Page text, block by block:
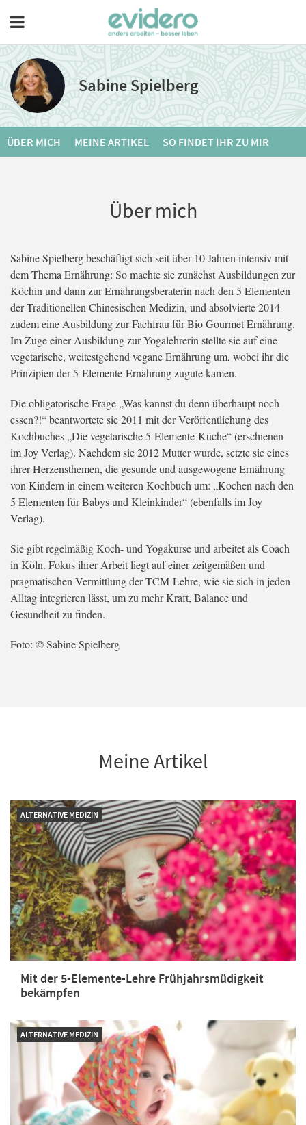
Sabine Spielberg
ÜBER MICH MEINE ARTIKEL SO FINDET IHR ZU MIR
Über mich
Sabine Spielberg beschäftigt sich seit über 10 Jahren intensiv mit
dem Thema Ernährung: So machte sie zunächst Ausbildungen zur
Köchin und dann zur Ernährungsberaterin nach den 5 Elementen
der Traditionellen Chinesischen Medizin, und absolvierte 2014
zudem eine Ausbildung zur Fachfrau für Bio Gourmet Ernährung.
Im Zuge einer Ausbildung zur Yogalehrerin stellte sie auf eine
vegetarische, weitestgehend vegane Ernährung um, wobei ihr die
Prinzipien der 5-Elemente-Ernährung zugute kamen.
Die obligatorische Frage „Was kannst du denn überhaupt noch
essen?!“ beantwortete sie 2011 mit der Veröffentlichung des
Kochbuches „Die vegetarische 5-Elemente-Küche“ (erschienen
im Joy Verlag). Nachdem sie 2012 Mutter wurde, setzte sie eines
ihrer Herzensthemen, die gesunde und ausgewogene Ernährung
von Kindern in einem weiteren Kochbuch um: „Kochen nach den
5 Elementen für Babys und Kleinkinder“ (ebenfalls im Joy
Verlag).
Sie gibt regelmäßig Koch- und Yogakurse und arbeitet als Coach
in Köln. Fokus ihrer Arbeit liegt auf einer zeitgemäßen und
pragmatischen Vermittlung der TCM-Lehre, wie sie sich in jeden
Alltag integrieren lässt, um zu mehr Kraft, Balance und
Gesundheit zu finden.
Foto: © Sabine Spielberg
Meine Artikel
ALTERNATIVE MEDIZIN
Mit der 5-Elemente-Lehre Frühjahrsmüdigkeit
bekämpfen
ALTERNATIVE MEDIZIN